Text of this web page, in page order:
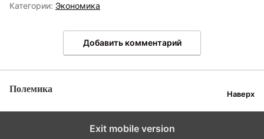
Категории: Экономика
Добавить комментарий
Полемика Наверх
Exit mobile version